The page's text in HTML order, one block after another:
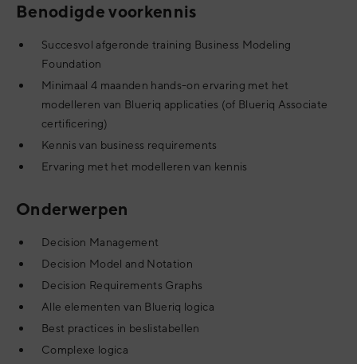
Benodigde voorkennis
Succesvol afgeronde training Business Modeling
Foundation
Minimaal 4 maanden hands-on ervaring met het
modelleren van Blueriq applicaties (of Blueriq Associate
certificering)
Kennis van business requirements
Ervaring met het modelleren van kennis
Onderwerpen
Decision Management
Decision Model and Notation
Decision Requirements Graphs
Alle elementen van Blueriq logica
Best practices in beslistabellen
Complexe logica